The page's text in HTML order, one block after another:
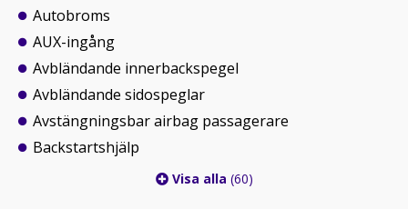
Autobroms
AUX-ingång
Avbländande innerbackspegel
Avbländande sidospeglar
Avstängningsbar airbag passagerare
Backstartshjälp
Visa alla (60)